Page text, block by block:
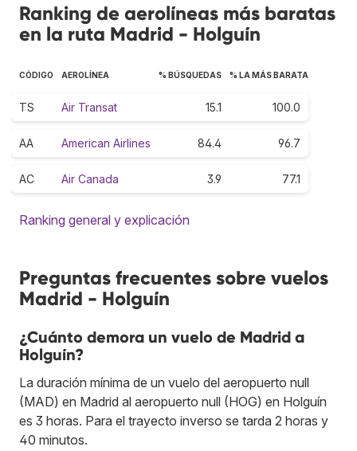
Ranking de aerolíneas más baratas
en la ruta Madrid - Holguín
CÓDIGO AEROLÍNEA % BÚSQUEDAS % LA MÁS BARATA
TS Air Transat 15.1 100.0
AA American Airlines 84.4 96.7
AC Air Canada 3.9 77.1
Ranking general y explicación
Preguntas frecuentes sobre vuelos
Madrid - Holguín
¿Cuánto demora un vuelo de Madrid a
Holguín?
La duración mínima de un vuelo del aeropuerto null
(MAD) en Madrid al aeropuerto null (HOG) en Holguín
es 3 horas. Para el trayecto inverso se tarda 2 horas y
40 minutos.